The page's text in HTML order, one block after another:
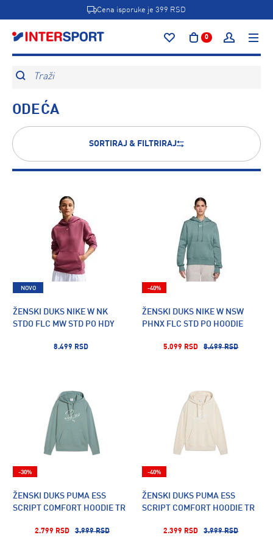
Cena isporuke je 399 RSD
0
Traži
ODEĆA
SORTIRAJ & FILTRIRAJ
ŽENSKI DUKS NIKE W NK
STDO FLC MW STD PO HDY
8.499 RSD
NOVO
ŽENSKI DUKS NIKE W NSW
PHNX FLC STD PO HOODIE
5.099 RSD 8.499 RSD
-40%
ŽENSKI DUKS PUMA ESS
SCRIPT COMFORT HOODIE TR
2.799 RSD 3.999 RSD
-30%
ŽENSKI DUKS PUMA ESS
SCRIPT COMFORT HOODIE TR
2.399 RSD 3.999 RSD
-40%